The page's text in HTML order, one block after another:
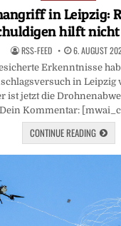
inin Leipzig:
hilft
RSS-FEED 6. AUGUST
Erkenntnisse
in Leipzig
ist jetzt die
Dein Kommentar:
CONTINUE READING